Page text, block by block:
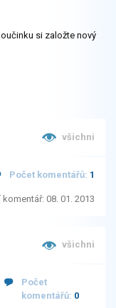
si založte nový
všichni
Počet komentářů: 1
08. 01. 2013
všichni
Počet
komentářů: 0